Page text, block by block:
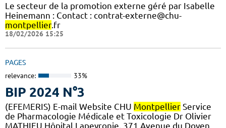
Le secteur de la promotion externe géré par Isabelle
Heinemann : Contact : contrat-externe@chu-
montpellier.fr
18/02/2026 15:25
PAGES
relevance: 33%
BIP 2024 N°3
(EFEMERIS) E-mail Website CHU Montpellier Service
de Pharmacologie Médicale et Toxicologie Dr Olivier
MATHIEU Hôpital Lapeyronie, 371 Avenue du Doyen